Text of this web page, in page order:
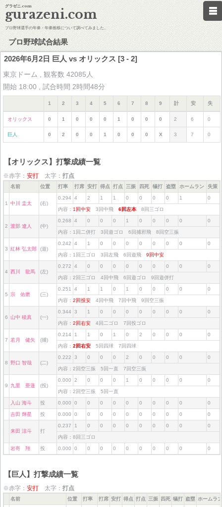
グラゼニ.com
gurazeni.com
プロ野球選手の年俸・年俸推移について調べてみました。
プロ野球試合結果
2026年6月2日 巨人 vs オリックス [3 - 2]
東京ドーム , 観客数 42085人
開始 18:00 , 試合時間 2時間48分
1 2 3 4 5 6 7 8 9 計 安 失
オリックス 0 1 0 0 0 1 0 0 0 2 6 0
巨人 0 2 0 0 1 0 0 0 X 3 7 0
【オリックス】打撃成績一覧
※赤字： 安打 太字： 打点
名前 位置 打率 打席 安打 得点 打点 三振 四死 犠打 盗塁 ホームラン 失策
1 中川 圭太 (右)
0.294 4 2 1 1 0 0 0 0 1 0
内容： 1回中安 3回中飛 6回左本 8回三ゴロ
2 渡部 遼人 (中)
0.268 4 0 0 0 1 0 0 0 0 0
内容：1回二併打 3回遊ゴロ 6回捕邪飛 8回空三振
3 紅林 弘太郎 (遊)
0.242 4 1 0 0 0 0 0 0 0 0
内容：1回三ゴロ 3回左飛 6回遊飛 9回中安
4 西川 龍馬 (左)
0.272 4 0 0 0 0 0 0 0 0 0
内容：2回三ゴロ 4回中飛 6回遊ゴロ 9回遊併打
5 宗 佑磨 (三)
0.251 4 1 1 0 1 0 0 0 0 0
内容： 2回投安 4回中飛 7回中飛 9回空三振
6 山中 稜真 (一)
0.344 3 1 0 0 0 0 0 0 0 0
内容： 2回右安 4回二ゴロ 7回投ゴロ
7 若月 健矢 (捕)
0.214 1 1 0 1 0 2 0 0 0 0
内容： 2回右安 5回四球 7回四球
8 野口 智哉 (二)
0.222 3 0 0 0 2 0 0 0 0 0
内容：2回空三振 5回一直 7回空三振
9 九里 亜蓮 (投)
0.000 2 0 0 0 1 0 0 0 0 0
内容：2回空三振 5回一直
入山 海斗 投 0.000 0 0 0 0 0 0 0 0 0 0
吉田 輝星 投 0.000 0 0 0 0 0 0 0 0 0 0
来田 涼斗 打
0.237 1 0 0 0 0 0 0 0 0 0
内容：8回三ゴロ
岩嵜 翔 投 0.000 0 0 0 0 0 0 0 0 0 0
【巨人】打撃成績一覧
※赤字： 安打 太字： 打点
名前 位置 打率 打席 安打 得点 打点 三振 四死 犠打 盗塁 ホームラン